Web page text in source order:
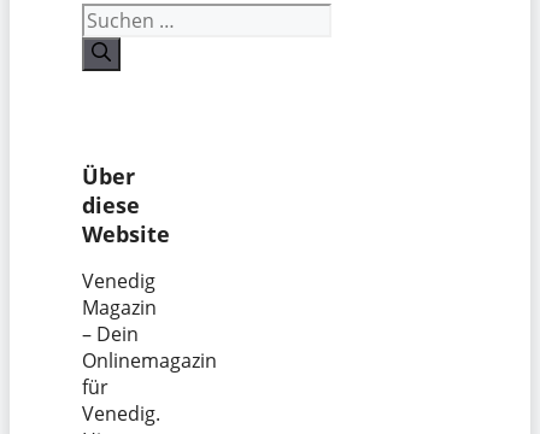
Suchen
nach:
Über
diese
Website
Venedig
Magazin
– Dein
Onlinemagazin
für
Venedig.